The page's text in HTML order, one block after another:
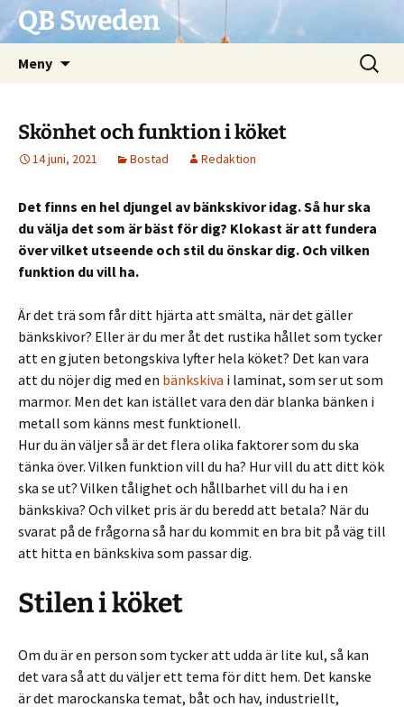
QB Sweden
Meny
Sök
efter:
Skönhet och funktion i köket
14 juni, 2021 Bostad Redaktion
Det finns en hel djungel av bänkskivor idag. Så hur ska
du välja det som är bäst för dig? Klokast är att fundera
över vilket utseende och stil du önskar dig. Och vilken
funktion du vill ha.
Är det trä som får ditt hjärta att smälta, när det gäller
bänkskivor? Eller är du mer åt det rustika hållet som tycker
att en gjuten betongskiva lyfter hela köket? Det kan vara
att du nöjer dig med en bänkskiva i laminat, som ser ut som
marmor. Men det kan istället vara den där blanka bänken i
metall som känns mest funktionell.
Hur du än väljer så är det flera olika faktorer som du ska
tänka över. Vilken funktion vill du ha? Hur vill du att ditt kök
ska se ut? Vilken tålighet och hållbarhet vill du ha i en
bänkskiva? Och vilket pris är du beredd att betala? När du
svarat på de frågorna så har du kommit en bra bit på väg till
att hitta en bänkskiva som passar dig.
Stilen i köket
Om du är en person som tycker att udda är lite kul, så kan
det vara så att du väljer ett tema för ditt hem. Det kanske
är det marockanska temat, båt och hav, industriellt,